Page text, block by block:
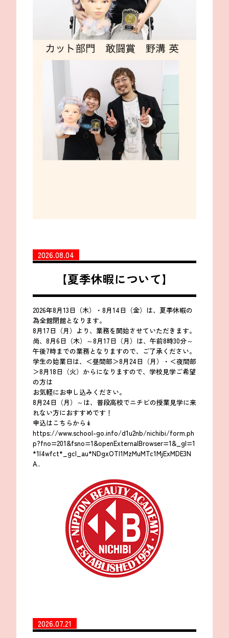
2026.08.04
【夏季休暇について】
2026年8月13日（木）・8月14日（金）は、夏季休暇の
為全館閉館となります。
8月17日（月）より、業務を開始させていただきます。
尚、8月6日（木）～8月17日（月）は、午前8時30分～
午後7時までの業務となりますので、ご了承ください。
学生の始業日は、＜昼間部＞8月24日（月）・＜夜間部
＞8月18日（火）からになりますので、学校見学ご希望
の方は
お気軽にお申し込みください。
8月24日（月）～は、普段高校でニチビの授業見学に来
れない方におすすめです！
申込はこちらから↡
https://www.school-go.info/d1u2nb/nichibi/form.ph
p?fno=201&fsno=1&openExternalBrowser=1&_gl=1
*1l4wfct*_gcl_au*NDgxOTI1MzMuMTc1MjExMDE3N
A..
2026.07.21